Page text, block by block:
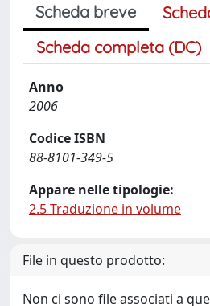
Scheda breve
Scheda completa (DC)
Anno
2006
Codice ISBN
88-8101-349-5
Appare nelle tipologie:
2.5 Traduzione in volume
File in questo prodotto:
Non ci sono file associati a